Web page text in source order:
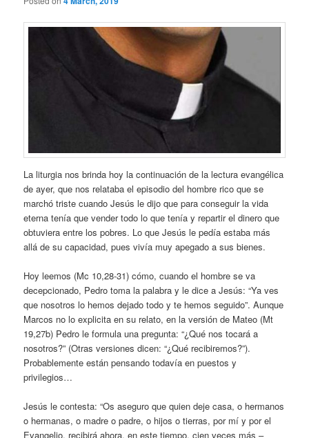
La liturgia nos brinda hoy la continuación de la lectura evangélica
de ayer, que nos relataba el episodio del hombre rico que se
marchó triste cuando Jesús le dijo que para conseguir la vida
eterna tenía que vender todo lo que tenía y repartir el dinero que
obtuviera entre los pobres. Lo que Jesús le pedía estaba más
allá de su capacidad, pues vivía muy apegado a sus bienes.
Hoy leemos (Mc 10,28-31) cómo, cuando el hombre se va
decepcionado, Pedro toma la palabra y le dice a Jesús: “Ya ves
que nosotros lo hemos dejado todo y te hemos seguido”. Aunque
Marcos no lo explicita en su relato, en la versión de Mateo (Mt
19,27b) Pedro le formula una pregunta: “¿Qué nos tocará a
nosotros?” (Otras versiones dicen: “¿Qué recibiremos?”).
Probablemente están pensando todavía en puestos y
privilegios…
Jesús le contesta: “Os aseguro que quien deje casa, o hermanos
o hermanas, o madre o padre, o hijos o tierras, por mí y por el
Evangelio, recibirá ahora, en este tiempo, cien veces más –